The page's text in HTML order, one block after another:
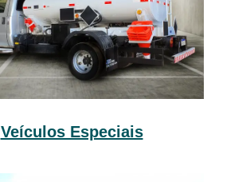
Veículos Especiais